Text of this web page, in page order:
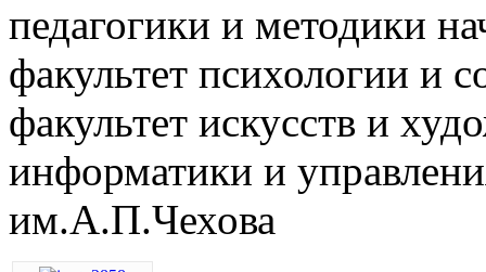
педагогики и методики
факультет психологии и
факультет искусств и
информатики и
им.А.П.Чехова